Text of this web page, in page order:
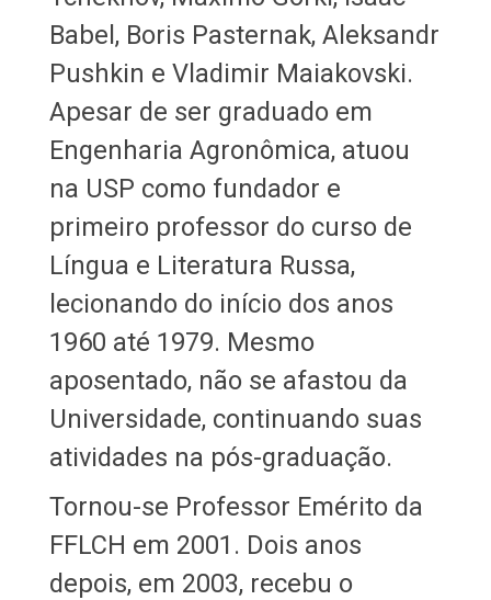
Babel, Boris Pasternak, Aleksandr
Pushkin e Vladimir Maiakovski.
Apesar de ser graduado em
Engenharia Agronômica, atuou
na USP como fundador e
primeiro professor do curso de
Língua e Literatura Russa,
lecionando do início dos anos
1960 até 1979. Mesmo
aposentado, não se afastou da
Universidade, continuando suas
atividades na pós-graduação.
Tornou-se Professor Emérito da
FFLCH em 2001. Dois anos
depois, em 2003, recebu o